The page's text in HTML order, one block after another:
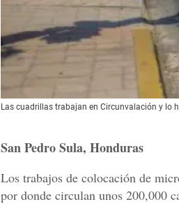
Las cuadrillas trabajan en Circunvalación y lo
San Pedro Sula, Honduras
Los trabajos de colocación de
por donde circulan unos 200,000